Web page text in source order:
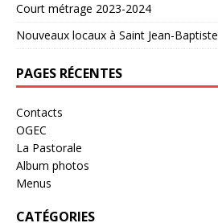
Court métrage 2023-2024
Nouveaux locaux à Saint Jean-Baptiste
PAGES RÉCENTES
Contacts
OGEC
La Pastorale
Album photos
Menus
CATÉGORIES